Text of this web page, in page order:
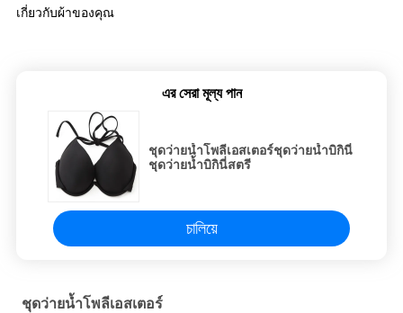
เกี่ยวกับผ้าของคุณ
এর সেরা মূল্য পান
ชุดว่ายน้ำโพลีเอสเตอร์ชุดว่ายน้ำบิกินี่
ชุดว่ายน้ำบิกินี่สตรี
চালিয়ে
ชุดว่ายน้ำโพลีเอสเตอร์